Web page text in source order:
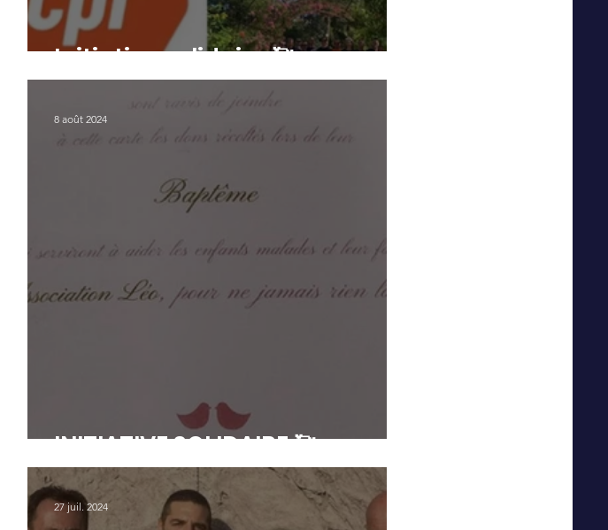
Initiative solidaire 🥰
INITIATIVE SOLIDAIRE 🥰
8 août 2024
27 juil. 2024